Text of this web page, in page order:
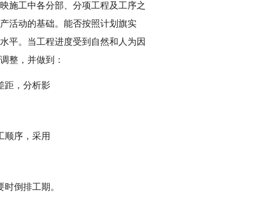
施工中各分部、分项工程及工序之
活动的基础。能否按照计划旗实
平。当工程进度受到自然和人为因
整，并做到：
距，分析影
顺序，采用
倒排工期。